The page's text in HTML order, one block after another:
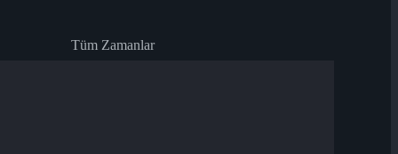
Tüm Zamanlar